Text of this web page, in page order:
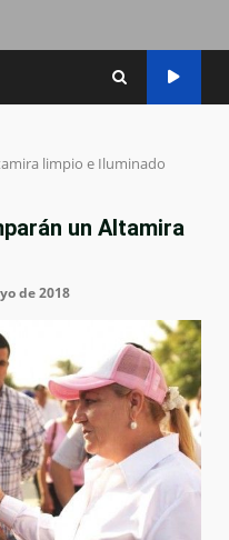
limpio e Iluminado
un Altamira
de 2018